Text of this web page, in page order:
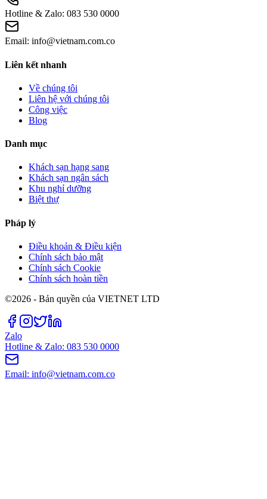
Hotline & Zalo: 083 530 0000
Email: info@vietnam.com.co
Liên kết nhanh
Về chúng tôi
Liên hệ với chúng tôi
Công việc
Blog
Danh mục
Khách sạn hạng sang
Khách sạn ngân sách
Khu nghỉ dưỡng
Biệt thự
Pháp lý
Điều khoản & Điều kiện
Chính sách bảo mật
Chính sách Cookie
Chính sách hoàn tiền
©2026 - Bản quyền của VIETNET LTD
Zalo
Hotline & Zalo: 083 530 0000
Email: info@vietnam.com.co